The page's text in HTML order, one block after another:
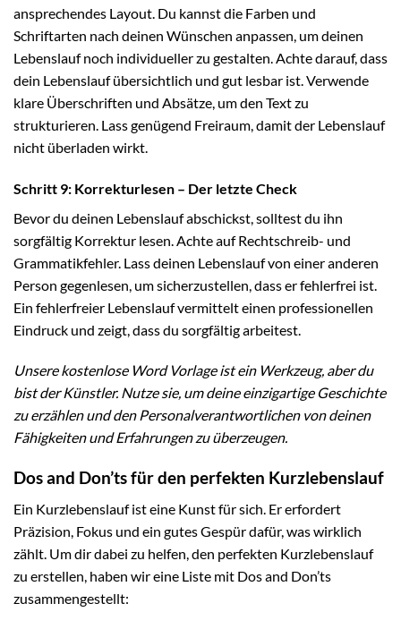
ansprechendes Layout. Du kannst die Farben und
Schriftarten nach deinen Wünschen anpassen, um deinen
Lebenslauf noch individueller zu gestalten. Achte darauf, dass
dein Lebenslauf übersichtlich und gut lesbar ist. Verwende
klare Überschriften und Absätze, um den Text zu
strukturieren. Lass genügend Freiraum, damit der Lebenslauf
nicht überladen wirkt.
Schritt 9: Korrekturlesen – Der letzte Check
Bevor du deinen Lebenslauf abschickst, solltest du ihn
sorgfältig Korrektur lesen. Achte auf Rechtschreib- und
Grammatikfehler. Lass deinen Lebenslauf von einer anderen
Person gegenlesen, um sicherzustellen, dass er fehlerfrei ist.
Ein fehlerfreier Lebenslauf vermittelt einen professionellen
Eindruck und zeigt, dass du sorgfältig arbeitest.
Unsere kostenlose Word Vorlage ist ein Werkzeug, aber du
bist der Künstler. Nutze sie, um deine einzigartige Geschichte
zu erzählen und den Personalverantwortlichen von deinen
Fähigkeiten und Erfahrungen zu überzeugen.
Dos and Don’ts für den perfekten Kurzlebenslauf
Ein Kurzlebenslauf ist eine Kunst für sich. Er erfordert
Präzision, Fokus und ein gutes Gespür dafür, was wirklich
zählt. Um dir dabei zu helfen, den perfekten Kurzlebenslauf
zu erstellen, haben wir eine Liste mit Dos and Don’ts
zusammengestellt: